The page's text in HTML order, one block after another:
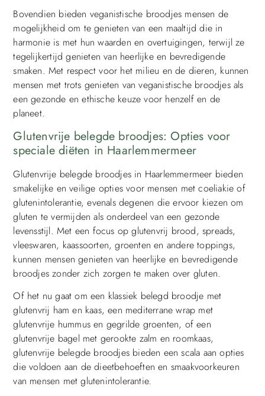
Bovendien bieden veganistische broodjes mensen de
mogelijkheid om te genieten van een maaltijd die in
harmonie is met hun waarden en overtuigingen, terwijl ze
tegelijkertijd genieten van heerlijke en bevredigende
smaken. Met respect voor het milieu en de dieren, kunnen
mensen met trots genieten van veganistische broodjes als
een gezonde en ethische keuze voor henzelf en de
planeet.
Glutenvrije belegde broodjes: Opties voor
speciale diëten in Haarlemmermeer
Glutenvrije belegde broodjes in Haarlemmermeer bieden
smakelijke en veilige opties voor mensen met coeliakie of
glutenintolerantie, evenals degenen die ervoor kiezen om
gluten te vermijden als onderdeel van een gezonde
levensstijl. Met een focus op glutenvrij brood, spreads,
vleeswaren, kaassoorten, groenten en andere toppings,
kunnen mensen genieten van heerlijke en bevredigende
broodjes zonder zich zorgen te maken over gluten.
Of het nu gaat om een klassiek belegd broodje met
glutenvrij ham en kaas, een mediterrane wrap met
glutenvrije hummus en gegrilde groenten, of een
glutenvrije bagel met gerookte zalm en roomkaas,
glutenvrije belegde broodjes bieden een scala aan opties
die voldoen aan de dieetbehoeften en smaakvoorkeuren
van mensen met glutenintolerantie.